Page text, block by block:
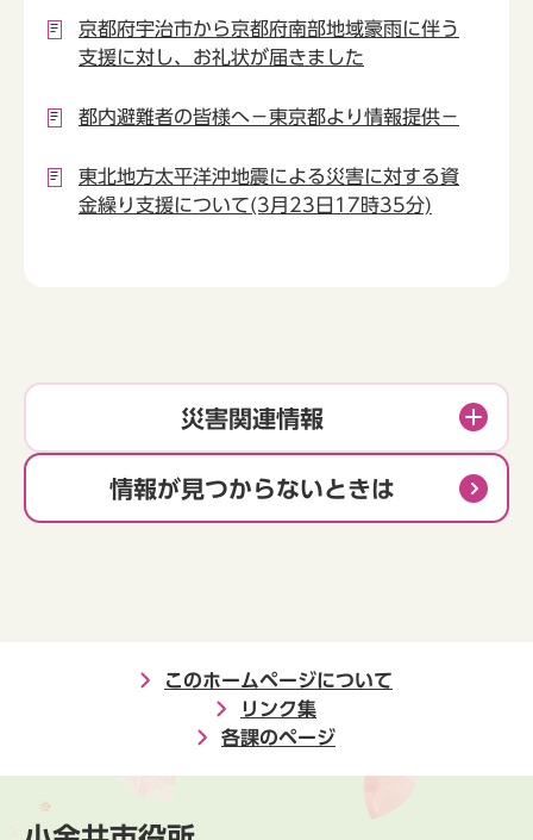
京都府宇治市から京都府南部地域豪雨に伴う
支援に対し、お礼状が届きました
都内避難者の皆様へ－東京都より情報提供－
東北地方太平洋沖地震による災害に対する資
金繰り支援について(3月23日17時35分)
災害関連情報
情報が見つからないときは
このホームページについて
リンク集
各課のページ